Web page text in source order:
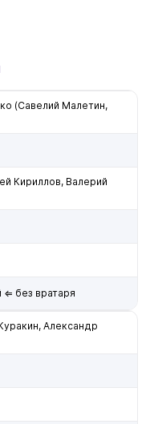
(Савелий Малетин,
Кириллов, Валерий
⇐ без вратаря
Александр